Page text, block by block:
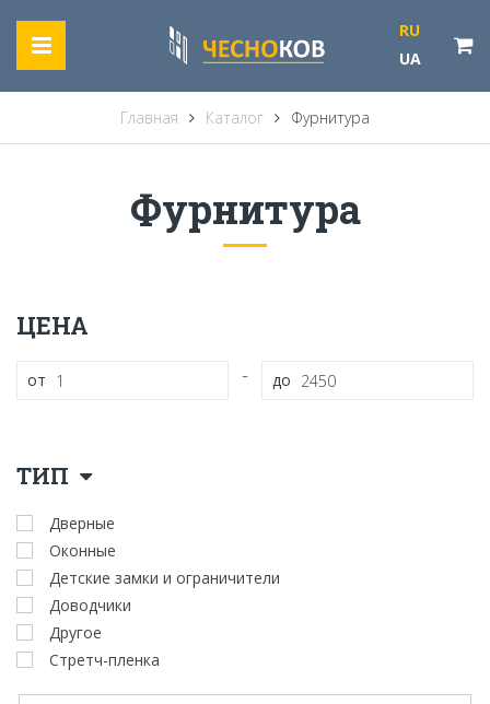
RU
UA
Главная Каталог Фурнитура
Фурнитура
ЦЕНА
от - до
ТИП
Дверные
Оконные
Детские замки и ограничители
Доводчики
Другое
Стретч-пленка